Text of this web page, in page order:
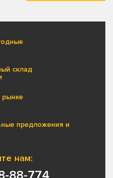
склад
рынке
предложения и
нам: